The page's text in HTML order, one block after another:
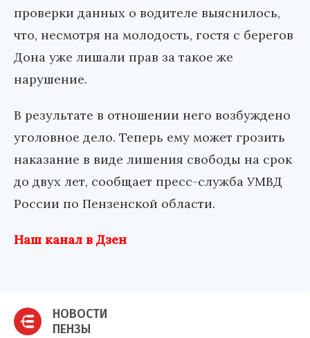
проверки данных о водителе выяснилось,
что, несмотря на молодость, гостя с берегов
Дона уже лишали прав за такое же
нарушение.
В результате в отношении него возбуждено
уголовное дело. Теперь ему может грозить
наказание в виде лишения свободы на срок
до двух лет, сообщает пресс-служба УМВД
России по Пензенской области.
Наш канал в Дзен
НОВОСТИ
ПЕНЗЫ